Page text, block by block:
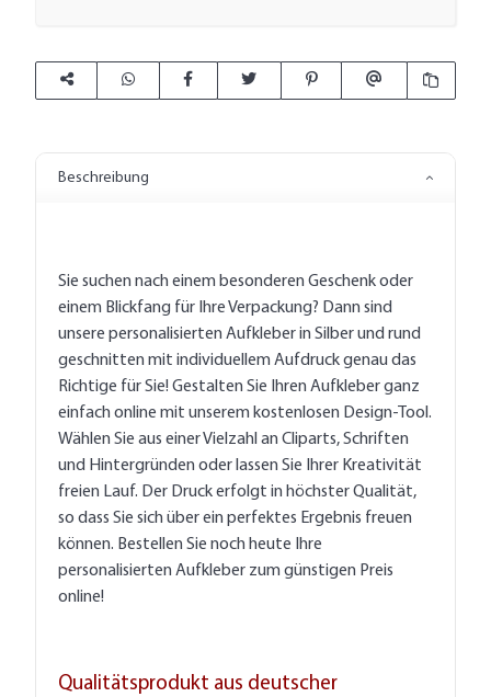
Beschreibung
Sie suchen nach einem besonderen Geschenk oder
einem Blickfang für Ihre Verpackung? Dann sind
unsere personalisierten Aufkleber in Silber und rund
geschnitten mit individuellem Aufdruck genau das
Richtige für Sie! Gestalten Sie Ihren Aufkleber ganz
einfach online mit unserem kostenlosen Design-Tool.
Wählen Sie aus einer Vielzahl an Cliparts, Schriften
und Hintergründen oder lassen Sie Ihrer Kreativität
freien Lauf. Der Druck erfolgt in höchster Qualität,
so dass Sie sich über ein perfektes Ergebnis freuen
können. Bestellen Sie noch heute Ihre
personalisierten Aufkleber zum günstigen Preis
online!
Qualitätsprodukt aus deutscher